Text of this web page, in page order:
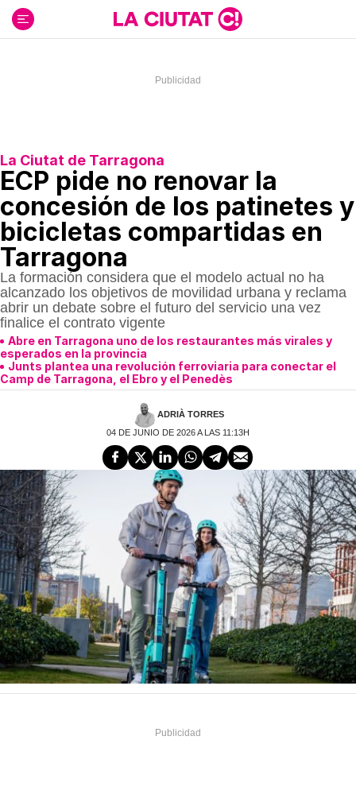
contenido
La Ciutat de Tarragona
ECP pide no renovar la
concesión de los patinetes y
bicicletas compartidas en
Tarragona
La formación considera que el modelo actual no ha
alcanzado los objetivos de movilidad urbana y reclama
abrir un debate sobre el futuro del servicio una vez
finalice el contrato vigente
Abre en Tarragona uno de los restaurantes más virales y
esperados en la provincia
Junts plantea una revolución ferroviaria para conectar el
Camp de Tarragona, el Ebro y el Penedès
ADRIÀ TORRES
04 DE JUNIO DE 2026 A LAS 11:13H